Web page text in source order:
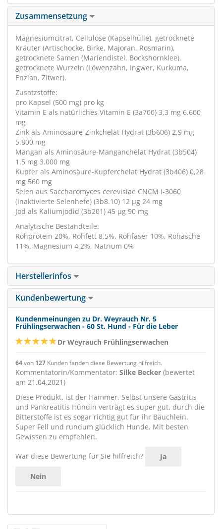
Zusammensetzung
Magnesiumcitrat, Cellulose (Kapselhülle), getrocknete
Kräuter (Artischocke, Birke, Majoran, Rosmarin),
getrocknete Samen (Mariendistel, Bockshornklee),
getrocknete Wurzeln (Löwenzahn, Ingwer, Kurkuma,
Enzian, Zitwer).
Zusatzstoffe:
pro Kapsel (500 mg) pro kg
Vitamin E als natürliches Vitamin E (3a700) 3,3 mg 6.600
mg
Zink als Aminosäure-Zinkchelat Hydrat (3b606) 2,9 mg
5.800 mg
Mangan als Aminosäure-Manganchelat Hydrat (3b504)
1,5 mg 3.000 mg
Kupfer als Aminosäure-Kupferchelat Hydrat (3b406) 0,28
mg 560 mg
Selen aus Saccharomyces cerevisiae CNCM I-3060
(inaktivierte Selenhefe) (3b8.10) 12 µg 24 mg
Jod als Kaliumjodid (3b201) 45 µg 90 mg
Analytische Bestandteile:
Rohprotein 20%, Rohfett 8,5%, Rohfaser 10%, Rohasche
11%, Magnesium 4,2%, Natrium 0%
Herstellerinfos
Kundenbewertung
Kundenmeinungen zu Dr. Weyrauch Nr. 5
Frühlingserwachen - 60 St. Hund - Für die Leber
Dr Weyrauch Frühlingserwachen
64von 127 Kunden fanden diese Bewertung hilfreich.
Kommentatorin/Kommentator: Silke Becker (bewertet
am 21.04.2021)
Diese Produkt, ist der Hammer. Selbst unsere Gastritis
und Pankreatitis Hündin verträgt es super gut, durch die
Bitterstoffe ist es sogar richtig gut für ihr Bäuchlein.
Super Fell und rundum glücklich Hunde. Mit besten
Gewissen zu empfehlen.
War diese Bewertung für Sie hilfreich? Ja
Nein